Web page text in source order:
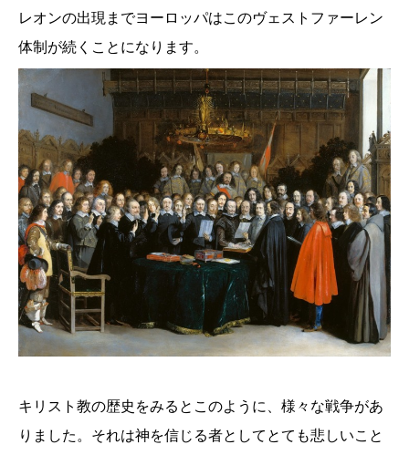
レオンの出現までヨーロッパはこのヴェストファーレン
体制が続くことになります。
キリスト教の歴史をみるとこのように、様々な戦争があ
りました。それは神を信じる者としてとても悲しいこと